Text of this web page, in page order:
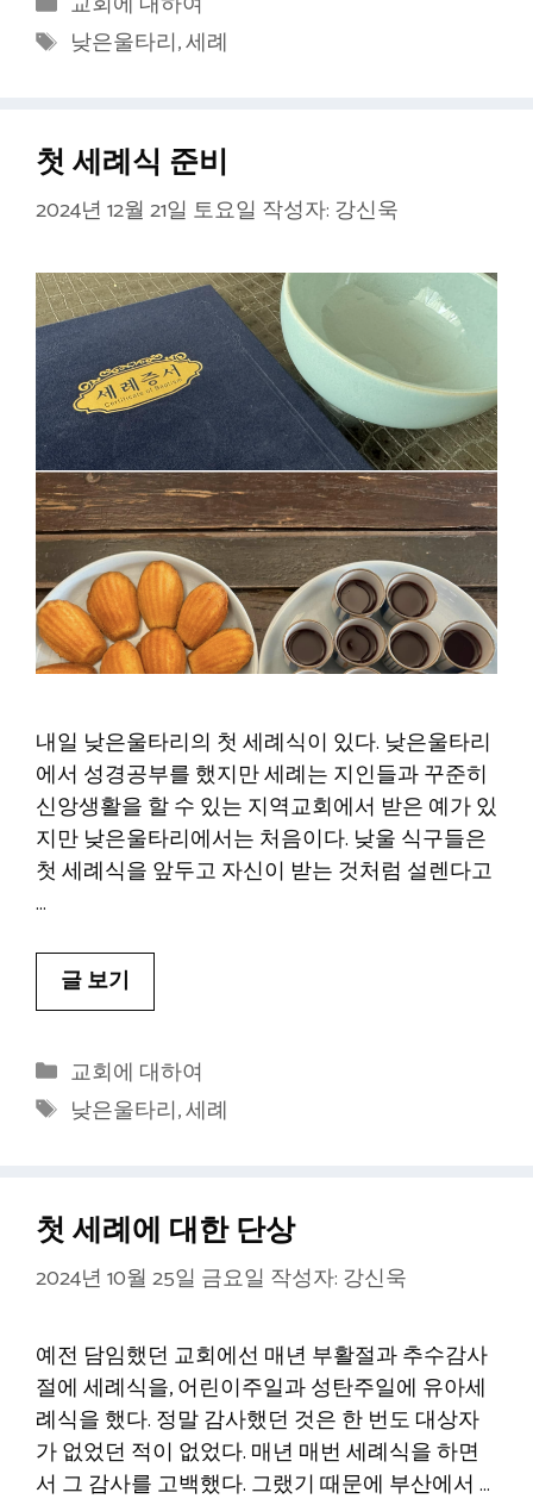
테
고
태
낮은울타리,세례
첫 세례식 준비
2024년 12월 21일 토요일 작성자: 강신욱
내일 낮은울타리의 첫 세례식이 있다. 낮은울타리
에서 성경공부를 했지만 세례는 지인들과 꾸준히
신앙생활을 할 수 있는 지역교회에서 받은 예가 있
지만 낮은울타리에서는 처음이다. 낮울 식구들은
첫 세례식을 앞두고 자신이 받는 것처럼 설렌다고
…
글 보기
카
테
고
교회에 대하여
태
낮은울타리,세례
첫 세례에 대한 단상
2024년 10월 25일 금요일 작성자: 강신욱
예전 담임했던 교회에선 매년 부활절과 추수감사
절에 세례식을, 어린이주일과 성탄주일에 유아세
례식을 했다. 정말 감사했던 것은 한 번도 대상자
가 없었던 적이 없었다. 매년 매번 세례식을 하면
서 그 감사를 고백했다. 그랬기 때문에 부산에서 …